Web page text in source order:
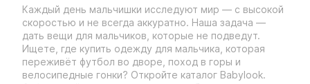
Каждый день мальчишки исследуют мир — с высокой
скоростью и не всегда аккуратно. Наша задача —
дать вещи для мальчиков, которые не подведут.
Ищете, где купить одежду для мальчика, которая
переживёт футбол во дворе, поход в горы и
велосипедные гонки? Откройте каталог Babylook.